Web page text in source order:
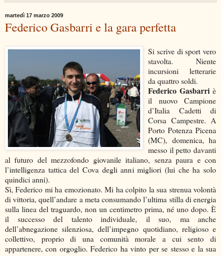
martedì 17 marzo 2009
Federico Gasbarri e la gara perfetta
Si scrive di sport vero
stavolta. Niente
incursioni letterarie
da quattro soldi.
Federico Gasbarri è
il nuovo Campione
d’Italia Cadetti di
Corsa Campestre. A
Porto Potenza Picena
(MC), domenica, ha
messo il petto davanti
al futuro del mezzofondo giovanile italiano, senza paura e con
l’intelligenza tattica del Cova degli anni migliori (lui che ha solo
quindici anni).
Sì, Federico mi ha emozionato. Mi ha colpito la sua strenua volontà
di vittoria, quell’andare a meta consumando l’ultima stilla di energia
sulla linea del traguardo, non un centimetro prima, né uno dopo. È
il successo del talento individuale, il suo, ma anche
dell’abnegazione silenziosa, dell’impegno quotidiano, religioso e
collettivo, proprio di una comunità morale a cui sento di
appartenere, con orgoglio. Federico ha vinto per se stesso e la sua